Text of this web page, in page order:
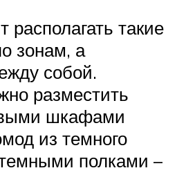
располагать такие
зонам, а
собой.
разместить
шкафами
из темного
полками –